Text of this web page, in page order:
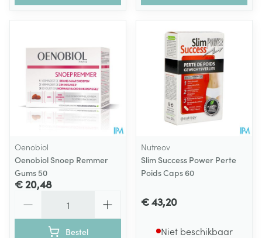
Oenobiol
Oenobiol Snoep Remmer
Gums 50
€ 20,48
Bestel
Nutreov
Slim Success Power Perte
Poids Caps 60
€ 43,20
Niet beschikbaar